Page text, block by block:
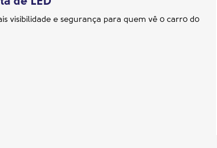
visibilidade e segurança para quem vê o carro do